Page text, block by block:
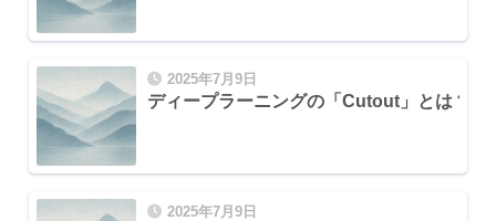
2025年7月9日
ディープラーニングの「Cutout」とは？初
2025年7月9日